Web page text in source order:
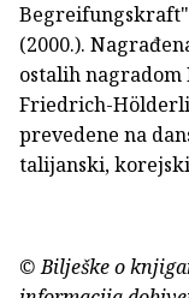
Begreifungskraft"
(2000.).
ostalih nagradom
Friedrich-
prevedene na
talijanski,
© Bilješke o